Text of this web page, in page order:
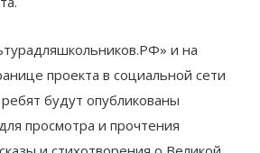
к истокам подвига и мужества
и на
проекта в социальной сети
будут опубликованы